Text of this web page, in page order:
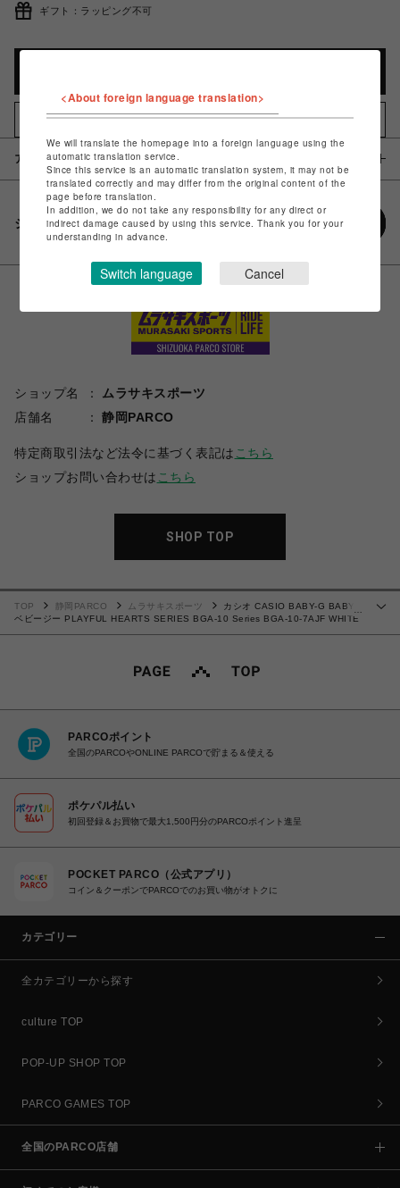
ギフト：ラッピング不可
お気に入りアイテムに追加
アイテム説明 / 素材
シェアする
ショップ名
ムラサキスポーツ
店舗名
静岡PARCO
特定商取引法など法令に基づく表記は こちら
ショップお問い合わせは こちら
SHOP TOP
TOP 静岡PARCO ムラサキスポーツ
カシオ CASIO BABY-G BABYG
ベビージー PLAYFUL HEARTS SERIES BGA-10 Series BGA-10-7AJF WHITE
PARCOポイント
全国のPARCOやONLINE PARCOで貯まる＆使える
ポケパル払い
初回登録＆お買物で最大1,500円分のPARCOポイント進呈
POCKET PARCO（公式アプリ）
コイン＆クーポンでPARCOでのお買い物がオトクに
カテゴリー
全カテゴリーから探す
culture TOP
POP-UP SHOP TOP
PARCO GAMES TOP
全国のPARCO店舗
<About foreign language translation>
We will translate the homepage into a foreign language using the
automatic translation service.
Since this service is an automatic translation system, it may not be
translated correctly and may differ from the original content of the
page before translation.
In addition, we do not take any responsibility for any direct or
indirect damage caused by using this service. Thank you for your
understanding in advance.
Switch language Cancel